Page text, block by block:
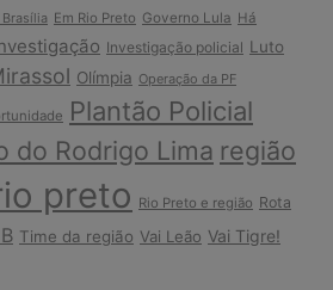
Brasília Em Rio Preto Governo Lula Há
Investigação policial Luto
Olímpia Operação da PF
Plantão Policial
do Rodrigo Lima região
preto Rio Preto e região Rota
Time da região Vai Leão Vai Tigre!